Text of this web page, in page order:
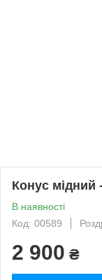
Конус мідний
В наявності
Код: 00589
2 900 ₴